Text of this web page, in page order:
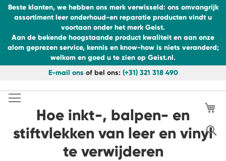
Beste klanten, we hebben ons merk verwisseld: ons omvangrijk
assortiment leer onderhoud-en reparatie producten vindt u
voortaan onder het merk Geist.
Aan de bekende hoogstaande product kwaliteit en aan onze
alom geprezen service, kennis en know-how is niets veranderd;
welkom en goed u te zien op Geist.nl.
E-mail onsof bel ons: (+31) 321 318 490
naar
de
Hoe inkt-, balpen- en
stiftvlekken van leer en vinyl
te verwijderen